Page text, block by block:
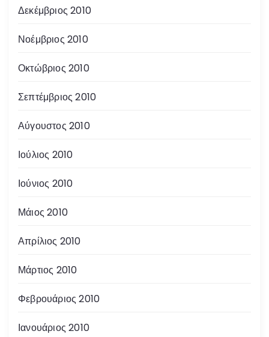
Δεκέμβριος 2010
Νοέμβριος 2010
Οκτώβριος 2010
Σεπτέμβριος 2010
Αύγουστος 2010
Ιούλιος 2010
Ιούνιος 2010
Μάιος 2010
Απρίλιος 2010
Μάρτιος 2010
Φεβρουάριος 2010
Ιανουάριος 2010